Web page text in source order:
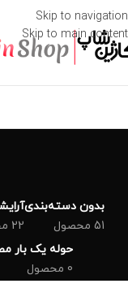
Skip to navigation
Skip to main content
بدون دسته‌بندی
51 محصول
22 محصول
حوله یک بار
0 محصول